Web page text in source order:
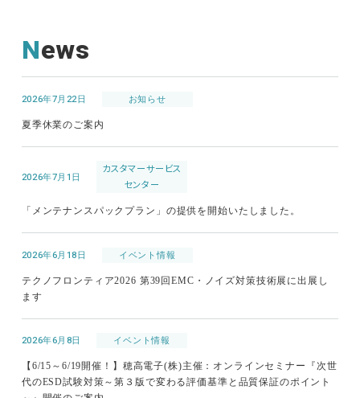
News
2026年7月22日 お知らせ
夏季休業のご案内
2026年7月1日
カスタマーサービス
センター
「メンテナンスパックプラン」の提供を開始いたしました。
2026年6月18日 イベント情報
テクノフロンティア2026 第39回EMC・ノイズ対策技術展に出展し
ます
2026年6月8日 イベント情報
【6/15～6/19開催！】穂高電子(株)主催：オンラインセミナー『次世
代のESD試験対策～第３版で変わる評価基準と品質保証のポイント